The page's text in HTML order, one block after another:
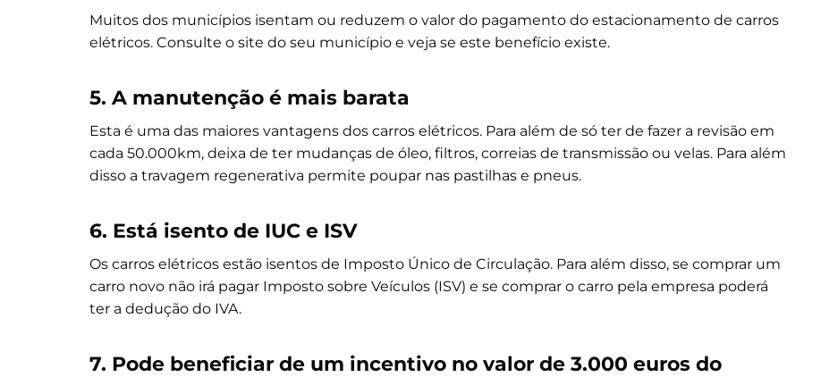
Muitos dos municípios isentam ou reduzem o valor do pagamento do estacionamento de carros
elétricos. Consulte o site do seu município e veja se este benefício existe.
5. A manutenção é mais barata
Esta é uma das maiores vantagens dos carros elétricos. Para além de só ter de fazer a revisão em
cada 50.000km, deixa de ter mudanças de óleo, filtros, correias de transmissão ou velas. Para além
disso a travagem regenerativa permite poupar nas pastilhas e pneus.
6. Está isento de IUC e ISV
Os carros elétricos estão isentos de Imposto Único de Circulação. Para além disso, se comprar um
carro novo não irá pagar Imposto sobre Veículos (ISV) e se comprar o carro pela empresa poderá
ter a dedução do IVA.
7. Pode beneficiar de um incentivo no valor de 3.000 euros do